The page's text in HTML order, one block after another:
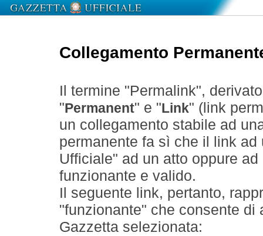
Collegamento
Il termine "Permalink",
" Permanent" e " Link" (link
un collegamento stabile ad
permanente fa sì che il link
Ufficiale" ad un atto oppure
funzionante e valido.
Il seguente link, pertanto,
"funzionante" che consente
Gazzetta selezionata: